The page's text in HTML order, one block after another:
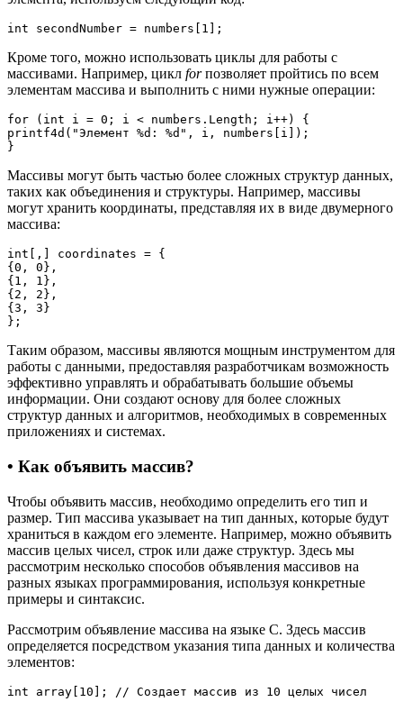
int secondNumber = numbers[1];
Кроме того, можно использовать циклы для работы с
массивами. Например, цикл forпозволяет пройтись по всем
элементам массива и выполнить с ними нужные операции:
for (int i = 0; i < numbers.Length; i++) {
printf4d("Элемент %d: %d", i, numbers[i]);
}
Массивы могут быть частью более сложных структур данных,
таких как объединения и структуры. Например, массивы
могут хранить координаты, представляя их в виде двумерного
массива:
int[,] coordinates = {
{0, 0},
{1, 1},
{2, 2},
{3, 3}
};
Таким образом, массивы являются мощным инструментом для
работы с данными, предоставляя разработчикам возможность
эффективно управлять и обрабатывать большие объемы
информации. Они создают основу для более сложных
структур данных и алгоритмов, необходимых в современных
приложениях и системах.
• Как объявить массив?
Чтобы объявить массив, необходимо определить его тип и
размер. Тип массива указывает на тип данных, которые будут
храниться в каждом его элементе. Например, можно объявить
массив целых чисел, строк или даже структур. Здесь мы
рассмотрим несколько способов объявления массивов на
разных языках программирования, используя конкретные
примеры и синтаксис.
Рассмотрим объявление массива на языке C. Здесь массив
определяется посредством указания типа данных и количества
элементов:
int array[10]; // Создает массив из 10 целых чисел